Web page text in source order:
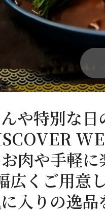
や特別な日
肉や手軽に
広くご用意
入りの逸品